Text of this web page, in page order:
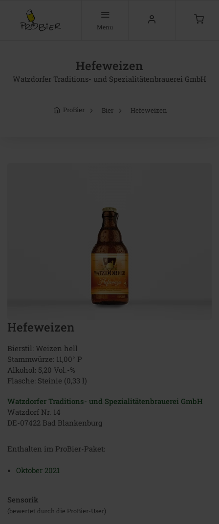
Menu
Hefeweizen
Watzdorfer Traditions- und Spezialitätenbrauerei GmbH
ProBier Bier Hefeweizen
Hefeweizen
Bierstil: Weizen hell
Stammwürze: 11,00° P
Alkohol: 5,20 Vol.-%
Flasche: Steinie (0,33 l)
Watzdorfer Traditions- und Spezialitätenbrauerei GmbH
Watzdorf Nr. 14
DE-07422 Bad Blankenburg
Enthalten im ProBier-Paket:
Oktober 2021
Sensorik
(bewertet durch die ProBier-User)